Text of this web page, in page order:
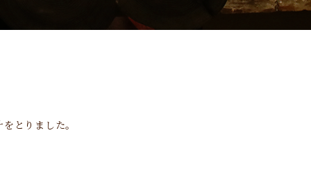
とりました。